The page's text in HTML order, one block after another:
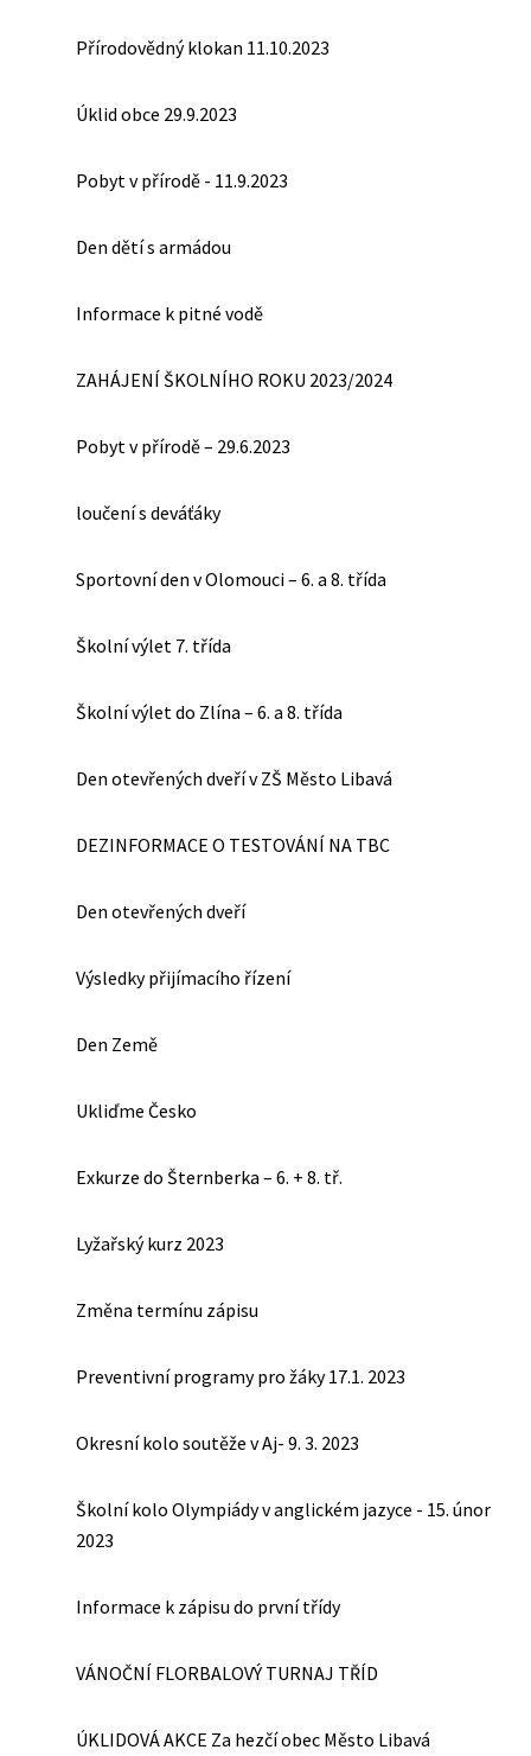
Přírodovědný klokan 11.10.2023
Úklid obce 29.9.2023
Pobyt v přírodě - 11.9.2023
Den dětí s armádou
Informace k pitné vodě
ZAHÁJENÍ ŠKOLNÍHO ROKU 2023/2024
Pobyt v přírodě – 29.6.2023
loučení s deváťáky
Sportovní den v Olomouci – 6. a 8. třída
Školní výlet 7. třída
Školní výlet do Zlína – 6. a 8. třída
Den otevřených dveří v ZŠ Město Libavá
DEZINFORMACE O TESTOVÁNÍ NA TBC
Den otevřených dveří
Výsledky přijímacího řízení
Den Země
Ukliďme Česko
Exkurze do Šternberka – 6. + 8. tř.
Lyžařský kurz 2023
Změna termínu zápisu
Preventivní programy pro žáky 17.1. 2023
Okresní kolo soutěže v Aj- 9. 3. 2023
Školní kolo Olympiády v anglickém jazyce - 15. únor
2023
Informace k zápisu do první třídy
VÁNOČNÍ FLORBALOVÝ TURNAJ TŘÍD
ÚKLIDOVÁ AKCE Za hezčí obec Město Libavá